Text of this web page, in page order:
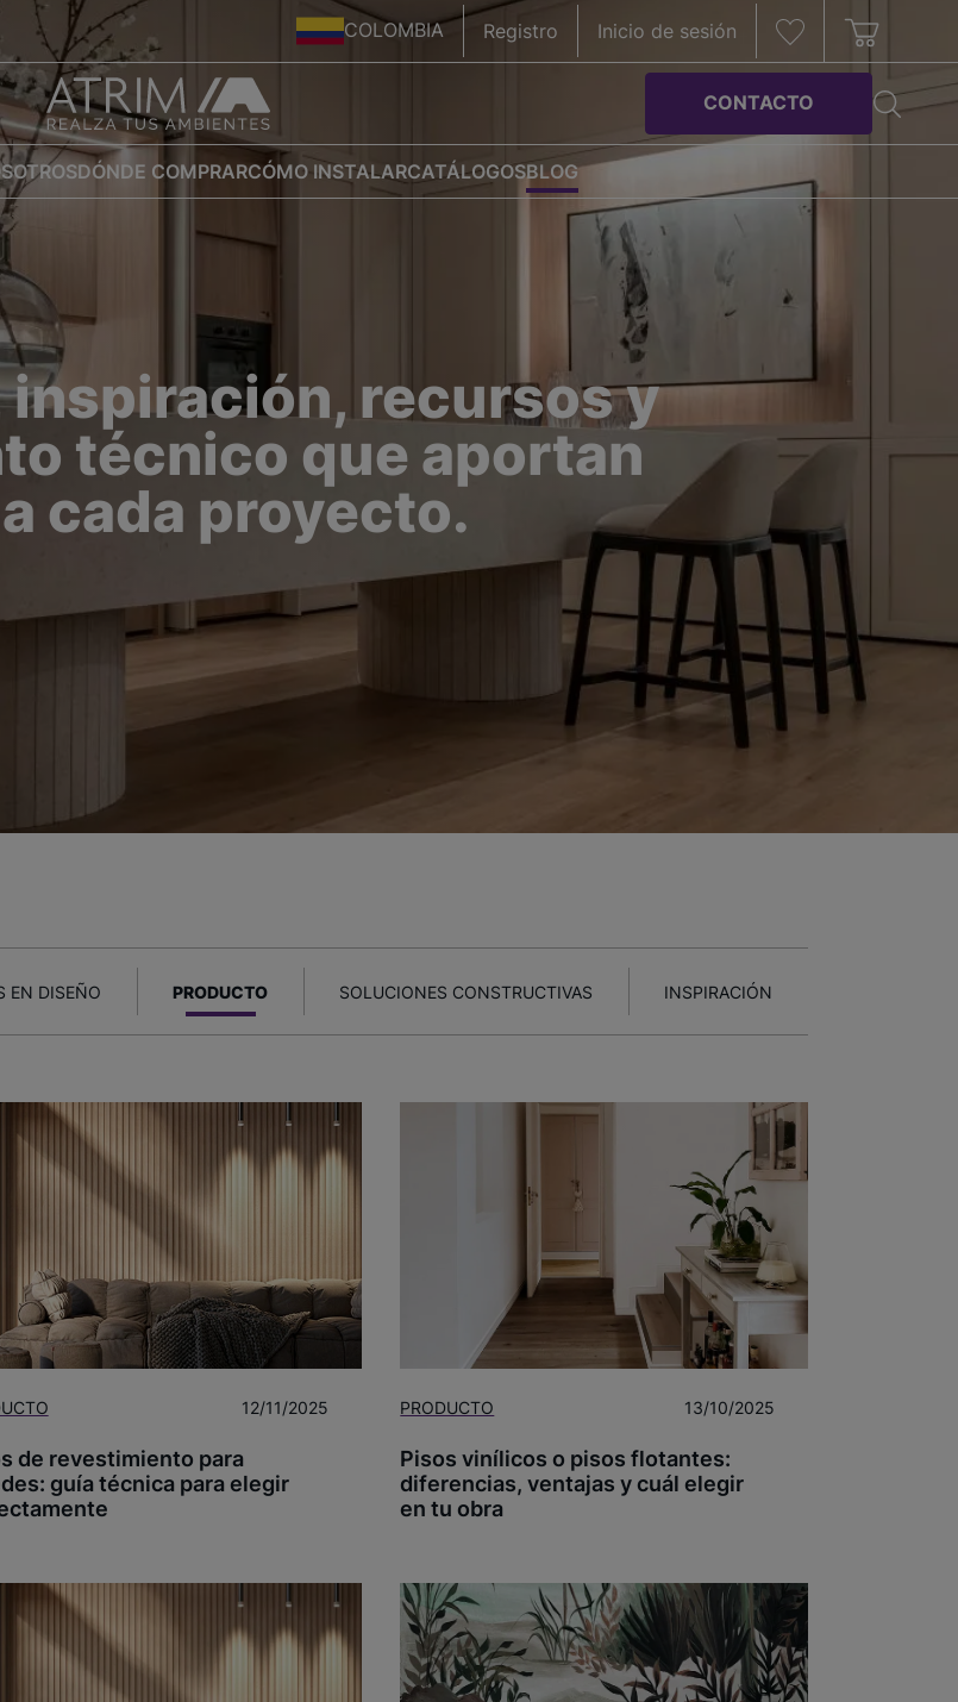
COLOMBIA Registro Inicio de sesión
CONTACTO
DÓNDE COMPRARCÓMO INSTALARCATÁLOGOSBLOG
inspiración, recursos y
técnico que aportan
cada proyecto.
EN DISEÑO PRODUCTO SOLUCIONES CONSTRUCTIVAS INSPIRACIÓN
12/11/2025
de revestimiento para
guía técnica para elegir
PRODUCTO 13/10/2025
Pisos vinílicos o pisos flotantes:
diferencias, ventajas y cuál elegir
en tu obra